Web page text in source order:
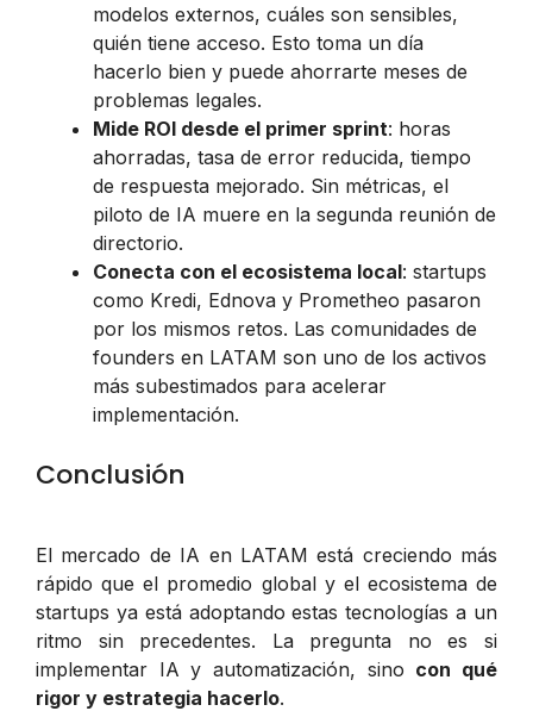
modelos externos, cuáles son sensibles,
quién tiene acceso. Esto toma un día
hacerlo bien y puede ahorrarte meses de
problemas legales.
Mide ROI desde el primer sprint: horas
ahorradas, tasa de error reducida, tiempo
de respuesta mejorado. Sin métricas, el
piloto de IA muere en la segunda reunión de
directorio.
Conecta con el ecosistema local: startups
como Kredi, Ednova y Prometheo pasaron
por los mismos retos. Las comunidades de
founders en LATAM son uno de los activos
más subestimados para acelerar
implementación.
Conclusión
El mercado de IA en LATAM está creciendo más
rápido que el promedio global y el ecosistema de
startups ya está adoptando estas tecnologías a un
ritmo sin precedentes. La pregunta no es si
implementar IA y automatización, sino con qué
rigor y estrategia hacerlo.